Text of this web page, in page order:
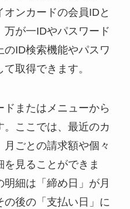
ンカードの会員IDと
が一IDやパスワード
のID検索機能やパスワ
取得できます。
ドまたはメニューから
。ここでは、最近のカ
ごとの請求額や個々
見ることができま
細は「締め日」が月
の後の「支払い日」に